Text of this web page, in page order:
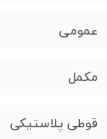
عمومی
مکمل
قوطی پلاستیکی